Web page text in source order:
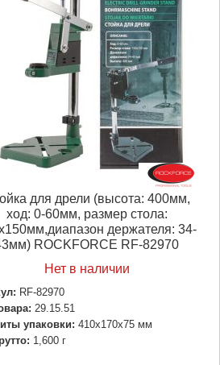
для дрели (высота: 400мм,
ход: 0-60мм, размер стола:
держателя: 34-
ROCKFORCE RF-82970
Нет в наличии
RF-82970
29.15.51
упаковки: 410x170x75 мм
1,600 г